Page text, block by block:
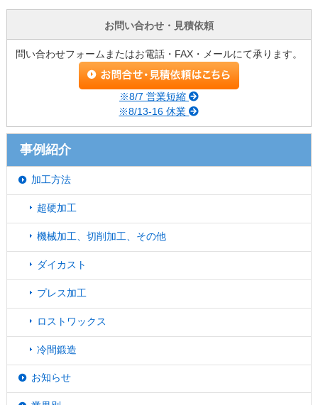
お問い合わせ・見積依頼
問い合わせフォームまたはお電話・FAX・メールにて承ります。
※8/7 営業短縮
※8/13-16 休業
事例紹介
加工方法
超硬加工
機械加工、切削加工、その他
ダイカスト
プレス加工
ロストワックス
冷間鍛造
お知らせ